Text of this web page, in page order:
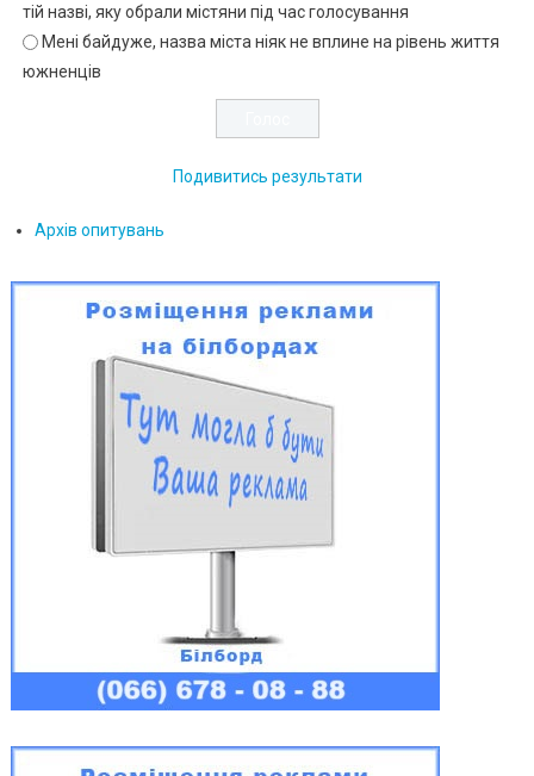
тій назві, яку обрали містяни під час голосування
Мені байдуже, назва міста ніяк не вплине на рівень життя
южненців
Подивитись результати
Архів опитувань